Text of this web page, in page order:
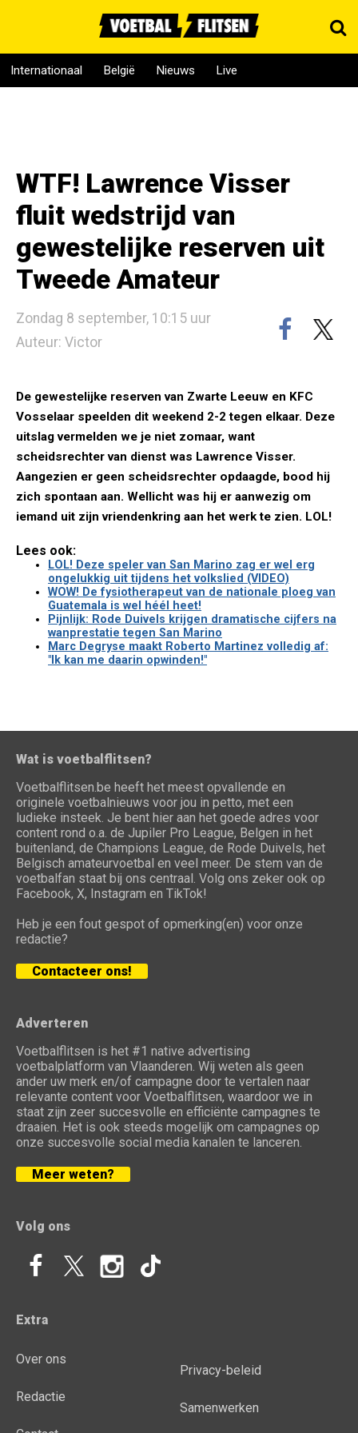
Internationaal België Nieuws Live
WTF! Lawrence Visser
fluit wedstrijd van
gewestelijke reserven uit
Tweede Amateur
Zondag 8 september, 10:15 uur
Auteur: Victor
De gewestelijke reserven van Zwarte Leeuw en KFC
Vosselaar speelden dit weekend 2-2 tegen elkaar. Deze
uitslag vermelden we je niet zomaar, want
scheidsrechter van dienst was Lawrence Visser.
Aangezien er geen scheidsrechter opdaagde, bood hij
zich spontaan aan. Wellicht was hij er aanwezig om
iemand uit zijn vriendenkring aan het werk te zien. LOL!
Lees ook:
LOL! Deze speler van San Marino zag er wel erg
ongelukkig uit tijdens het volkslied (VIDEO)
WOW! De fysiotherapeut van de nationale ploeg van
Guatemala is wel héél heet!
Pijnlijk: Rode Duivels krijgen dramatische cijfers na
wanprestatie tegen San Marino
Marc Degryse maakt Roberto Martinez volledig af:
"Ik kan me daarin opwinden!"
Wat is voetbalflitsen?
Voetbalflitsen.be heeft het meest opvallende en
originele voetbalnieuws voor jou in petto, met een
ludieke insteek. Je bent hier aan het goede adres voor
content rond o.a. de Jupiler Pro League, Belgen in het
buitenland, de Champions League, de Rode Duivels, het
Belgisch amateurvoetbal en veel meer. De stem van de
voetbalfan staat bij ons centraal. Volg ons zeker ook op
Facebook, X, Instagram en TikTok!
Heb je een fout gespot of opmerking(en) voor onze
redactie?
Contacteer ons!
Adverteren
Voetbalflitsen is het #1 native advertising
voetbalplatform van Vlaanderen. Wij weten als geen
ander uw merk en/of campagne door te vertalen naar
relevante content voor Voetbalflitsen, waardoor we in
staat zijn zeer succesvolle en efficiënte campagnes te
draaien. Het is ook steeds mogelijk om campagnes op
onze succesvolle social media kanalen te lanceren.
Meer weten?
Volg ons
Extra
Over ons
Redactie
Privacy-beleid
Samenwerken